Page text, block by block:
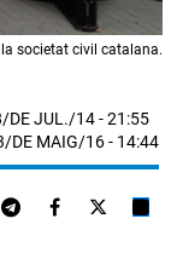
societat civil catalana.
DE JUL./14- 21:55
DE MAIG/16 - 14:44